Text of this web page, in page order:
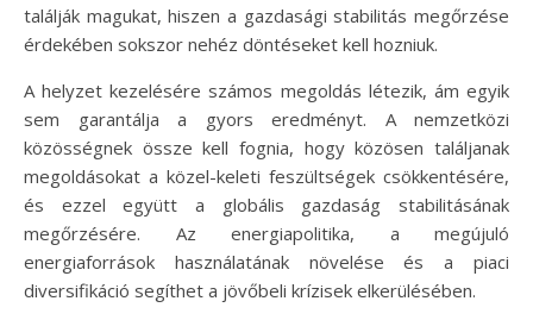
találják magukat, hiszen a gazdasági stabilitás megőrzése
érdekében sokszor nehéz döntéseket kell hozniuk.
A helyzet kezelésére számos megoldás létezik, ám egyik
sem garantálja a gyors eredményt. A nemzetközi
közösségnek össze kell fognia, hogy közösen találjanak
megoldásokat a közel-keleti feszültségek csökkentésére,
és ezzel együtt a globális gazdaság stabilitásának
megőrzésére. Az energiapolitika, a megújuló
energiaforrások használatának növelése és a piaci
diversifikáció segíthet a jövőbeli krízisek elkerülésében.